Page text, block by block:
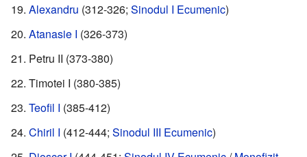
Alexandru (312-326; Sinodul I Ecumenic)
Atanasie I (326-373)
Petru II (373-380)
Timotei I (380-385)
Teofil I (385-412)
Chiril I (412-444; Sinodul III Ecumenic)